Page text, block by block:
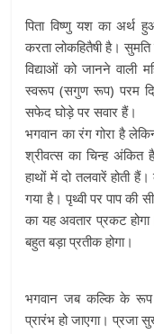
पिता विष्णु यश का अर्थ
करता लोकहितैषी है।
विद्याओं को जानने वाली
स्वरूप (सगुण रूप) परम
सफेद घोड़े पर सवार हैं।
भगवान का रंग गोरा है
श्रीवत्स का चिन्ह
हाथों में दो तलवारें होती
गया है। पृथ्वी पर पाप की
का यह अवतार प्रकट
बहुत बड़ा प्रतीक होगा।
भगवान जब कल्कि के
प्रारंभ हो जाएगा।